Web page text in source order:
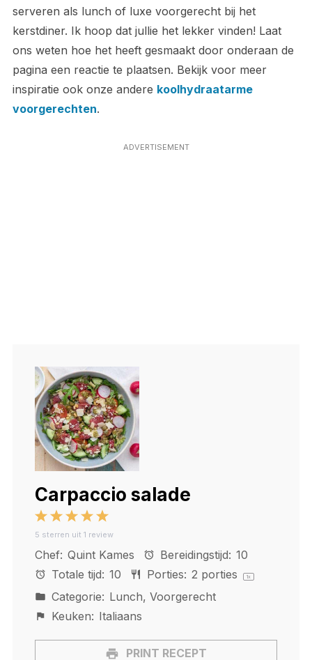
serveren als lunch of luxe voorgerecht bij het
kerstdiner. Ik hoop dat jullie het lekker vinden! Laat
ons weten hoe het heeft gesmaakt door onderaan de
pagina een reactie te plaatsen. Bekijk voor meer
inspiratie ook onze andere koolhydraatarme
voorgerechten.
ADVERTISEMENT
Carpaccio salade
5
Stars
4
Stars
3
Stars
2
Stars
1
Star
5 sterren uit 1 review
Chef: Quint Kames Bereidingstijd: 10
Totale tijd: 10 Porties: 2 porties 1x
Categorie: Lunch, Voorgerecht
Keuken: Italiaans
PRINT RECEPT